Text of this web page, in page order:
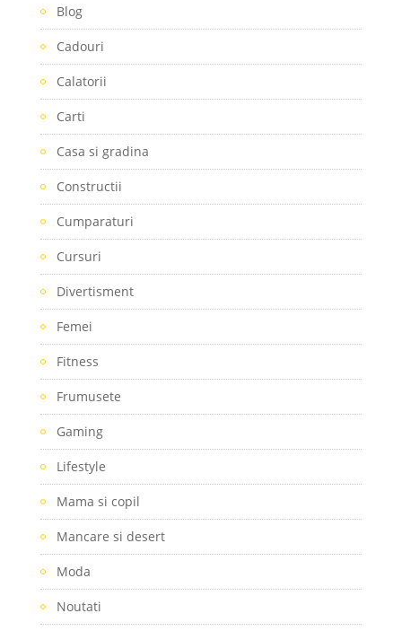
Blog
Cadouri
Calatorii
Carti
Casa si gradina
Constructii
Cumparaturi
Cursuri
Divertisment
Femei
Fitness
Frumusete
Gaming
Lifestyle
Mama si copil
Mancare si desert
Moda
Noutati